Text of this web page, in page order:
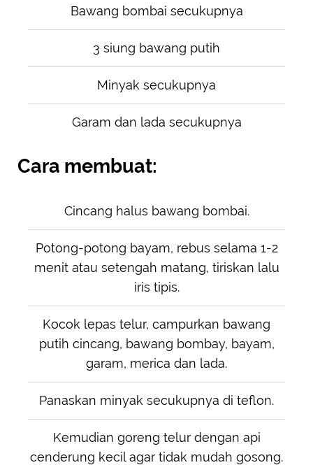
Bawang bombai secukupnya
3 siung bawang putih
Minyak secukupnya
Garam dan lada secukupnya
Cara membuat:
Cincang halus bawang bombai.
Potong-potong bayam, rebus selama 1-2
menit atau setengah matang, tiriskan lalu
iris tipis.
Kocok lepas telur, campurkan bawang
putih cincang, bawang bombay, bayam,
garam, merica dan lada.
Panaskan minyak secukupnya di teflon.
Kemudian goreng telur dengan api
cenderung kecil agar tidak mudah gosong.